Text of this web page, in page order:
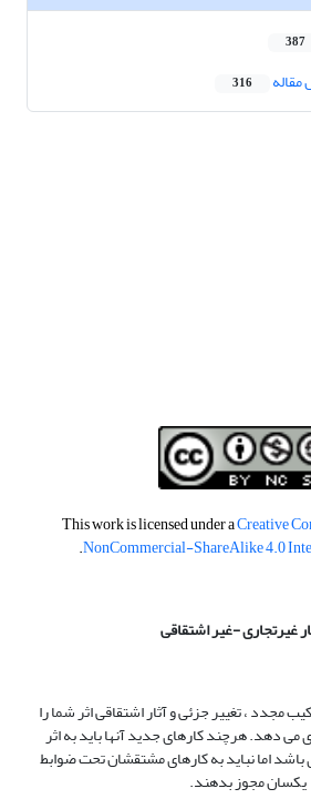
387
316
This work is licensed under aCreative
NonCommercial-ShareAlike 4.0
.
غیرتجاری -غیر اشتقاقی
مجدد ، تغییر جزئی و آثار اشتقاقی اثر شما را
می دهد. هرچند کارهای جدید آنها باید به اثر
اما نباید به کارهای مشتقشان تحت ضوابط
یکسان مجوز بدهند.